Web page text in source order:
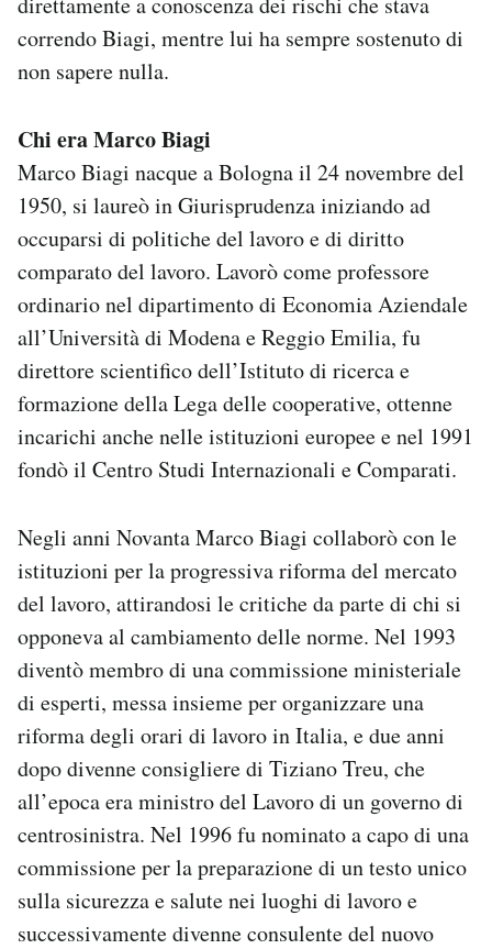
correndo Biagi, mentre lui ha sempre sostenuto di
non sapere nulla.
Chi era Marco Biagi
Marco Biagi nacque a Bologna il 24 novembre del
1950, si laureò in Giurisprudenza iniziando ad
occuparsi di politiche del lavoro e di diritto
comparato del lavoro. Lavorò come professore
ordinario nel dipartimento di Economia Aziendale
all’Università di Modena e Reggio Emilia, fu
direttore scientifico dell’Istituto di ricerca e
formazione della Lega delle cooperative, ottenne
incarichi anche nelle istituzioni europee e nel 1991
fondò il Centro Studi Internazionali e Comparati.
Negli anni Novanta Marco Biagi collaborò con le
istituzioni per la progressiva riforma del mercato
del lavoro, attirandosi le critiche da parte di chi si
opponeva al cambiamento delle norme. Nel 1993
diventò membro di una commissione ministeriale
di esperti, messa insieme per organizzare una
riforma degli orari di lavoro in Italia, e due anni
dopo divenne consigliere di Tiziano Treu, che
all’epoca era ministro del Lavoro di un governo di
centrosinistra. Nel 1996 fu nominato a capo di una
commissione per la preparazione di un testo unico
sulla sicurezza e salute nei luoghi di lavoro e
successivamente divenne consulente del nuovo